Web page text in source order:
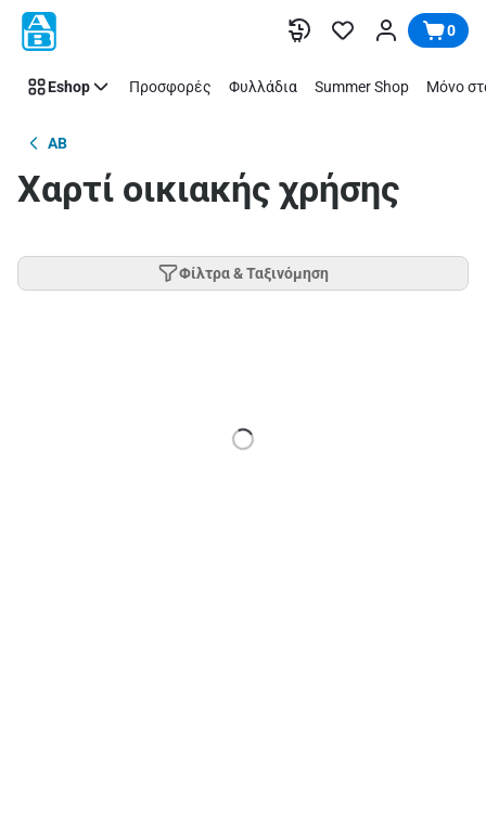
Παράλειψη 0
Eshop Προσφορές Φυλλάδια Summer Shop Μόνο
AB
Χαρτί oικιακής χρήσης
Φίλτρα & Ταξινόμηση